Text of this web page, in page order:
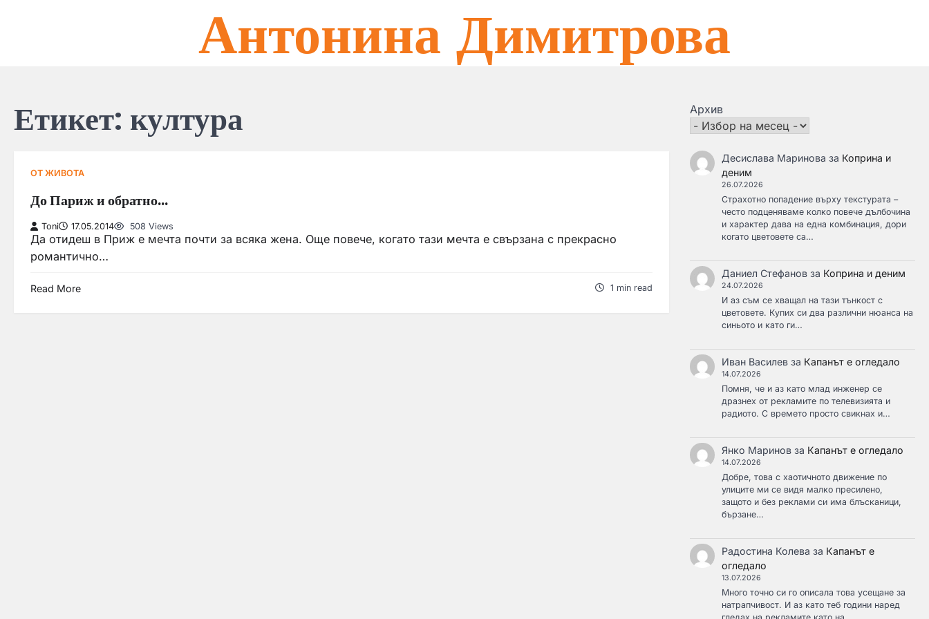
Антонина Димитрова
Етикет: култура
ОТ ЖИВОТА
До Париж и обратно…
Toni 17.05.2014 508 Views
Да отидеш в Приж е мечта почти за всяка жена. Още повече, когато тази мечта е свързана с прекрасно
романтично…
Read More 1 min read
Архив
Десислава Маринова за Коприна и
деним
26.07.2026
Страхотно попадение върху текстурата –
често подценяваме колко повече дълбочина
и характер дава на една комбинация, дори
когато цветовете са…
Даниел Стефанов за Коприна и деним
24.07.2026
И аз съм се хващал на тази тънкост с
цветовете. Купих си два различни нюанса на
синьото и като ги…
Иван Василев за Капанът е огледало
14.07.2026
Помня, че и аз като млад инженер се
дразнех от рекламите по телевизията и
радиото. С времето просто свикнах и…
Янко Маринов за Капанът е огледало
14.07.2026
Добре, това с хаотичното движение по
улиците ми се видя малко пресилено,
защото и без реклами си има блъсканици,
бързане…
Радостина Колева за Капанът е
огледало
13.07.2026
Много точно си го описала това усещане за
натрапчивост. И аз като теб години наред